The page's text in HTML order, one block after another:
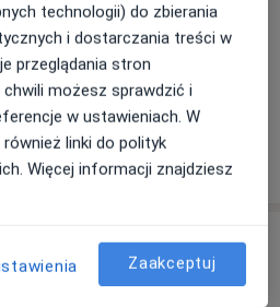
ceny?
technologii) do zbierania
i dostarczania treści w
przeglądania stron
możesz sprawdzić i
w ustawieniach. W
linki do polityk
Więcej informacji znajdziesz
Zaakceptuj